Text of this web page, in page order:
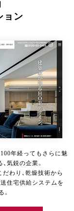
ョン
年経ってもさらに魅
気鋭の企業。
わり、乾燥技術から
住宅供給システムを